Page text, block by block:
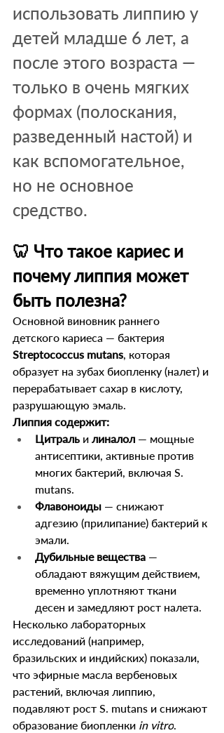
использовать липпию у
детей младше 6 лет, а
после этого возраста —
только в очень мягких
формах (полоскания,
разведенный настой) и
как вспомогательное,
но не основное
средство.
🦷 Что такое кариес и
почему липпия может
быть полезна?
Основной виновник раннего
детского кариеса — бактерия
Streptococcus mutans, которая
образует на зубах биопленку (налет) и
перерабатывает сахар в кислоту,
разрушающую эмаль.
Липпия содержит:
Цитраль и линалол — мощные
антисептики, активные против
многих бактерий, включая S.
mutans.
Флавоноиды — снижают
адгезию (прилипание) бактерий к
эмали.
Дубильные вещества —
обладают вяжущим действием,
временно уплотняют ткани
десен и замедляют рост налета.
Несколько лабораторных
исследований (например,
бразильских и индийских) показали,
что эфирные масла вербеновых
растений, включая липпию,
подавляют рост S. mutans и снижают
образование биопленки in vitro.